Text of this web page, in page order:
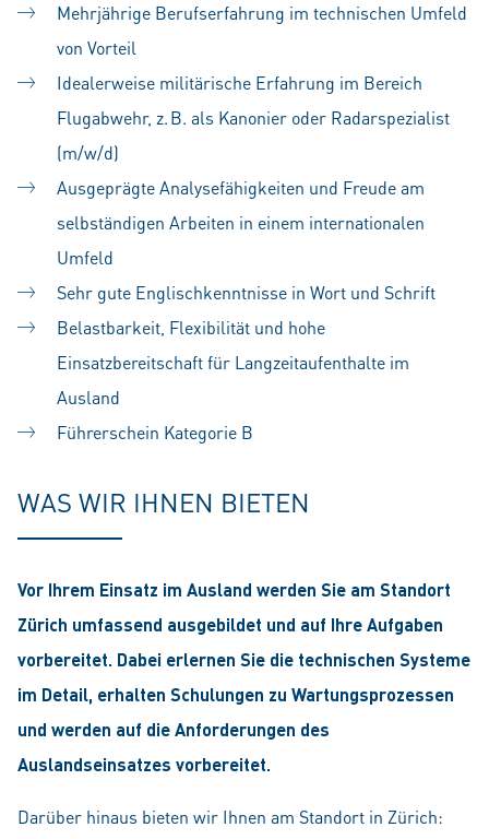
Mehrjährige Berufserfahrung im technischen Umfeld
von Vorteil
Idealerweise militärische Erfahrung im Bereich
Flugabwehr, z. B. als Kanonier oder Radarspezialist
(m/w/d)
Ausgeprägte Analysefähigkeiten und Freude am
selbständigen Arbeiten in einem internationalen
Umfeld
Sehr gute Englischkenntnisse in Wort und Schrift
Belastbarkeit, Flexibilität und hohe
Einsatzbereitschaft für Langzeitaufenthalte im
Ausland
Führerschein Kategorie B
WAS WIR IHNEN BIETEN
Vor Ihrem Einsatz im Ausland werden Sie am Standort
Zürich umfassend ausgebildet und auf Ihre Aufgaben
vorbereitet. Dabei erlernen Sie die technischen Systeme
im Detail, erhalten Schulungen zu Wartungsprozessen
und werden auf die Anforderungen des
Auslandseinsatzes vorbereitet.
Darüber hinaus bieten wir Ihnen am Standort in Zürich: